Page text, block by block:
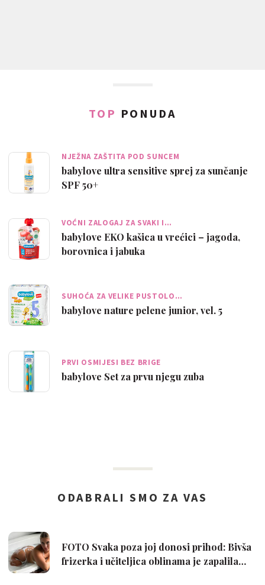
TOP PONUDA
NJEŽNA ZAŠTITA POD SUNCEM
babylove ultra sensitive sprej za sunčanje
SPF 50+
VOĆNI ZALOGAJ ZA SVAKI I…
babylove EKO kašica u vrećici – jagoda,
borovnica i jabuka
SUHOĆA ZA VELIKE PUSTOLO…
babylove nature pelene junior, vel. 5
PRVI OSMIJESI BEZ BRIGE
babylove Set za prvu njegu zuba